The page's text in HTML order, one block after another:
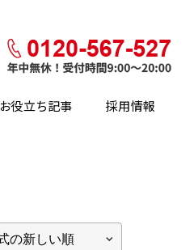
お役立ち記事 採用情報